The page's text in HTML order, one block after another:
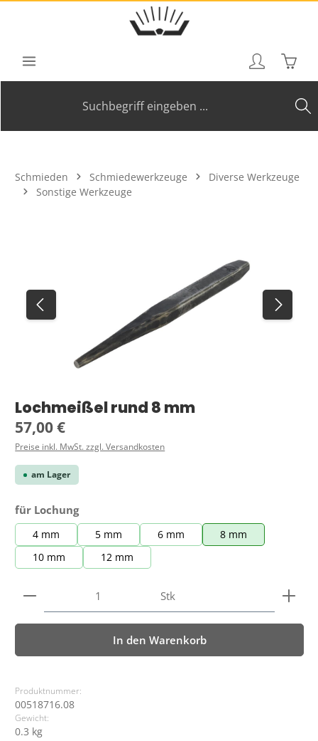
Zum Hauptinhalt springen
Schmieden Schmiedewerkzeuge
Diverse Werkzeuge
Sonstige Werkzeuge
Lochmeißel rund 8 mm
Regulärer Preis:
57,00 €
Preise inkl. MwSt. zzgl. Versandkosten
am Lager
für Lochungauswählen
4 mm 5 mm 6 mm
8 mm
10 mm
12 mm
Produkt Anzahl: Gib den gewünschten Wert ein
Stk
In den Warenkorb
Produktnummer:
00518716.08
Gewicht:
0.3 kg